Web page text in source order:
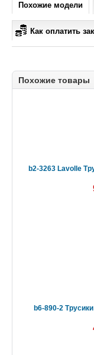
Похожие модели
Как оплатить
Похожие товары
b2-3263 Lavolle
b6-890-2